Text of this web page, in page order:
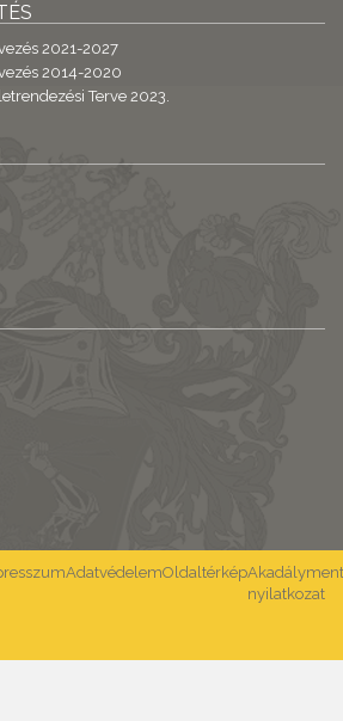
2021-2027
2014-2020
Terve 2023.
AdatvédelemOldaltérkép
nyilatkozat